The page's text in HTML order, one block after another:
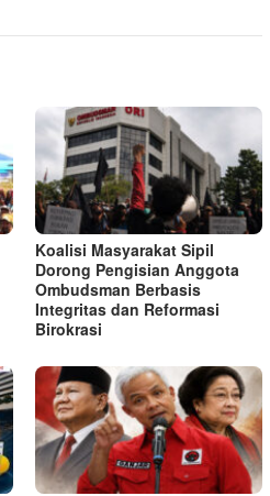
Koalisi Masyarakat Sipil
Dorong Pengisian Anggota
Ombudsman Berbasis
Integritas dan Reformasi
Birokrasi